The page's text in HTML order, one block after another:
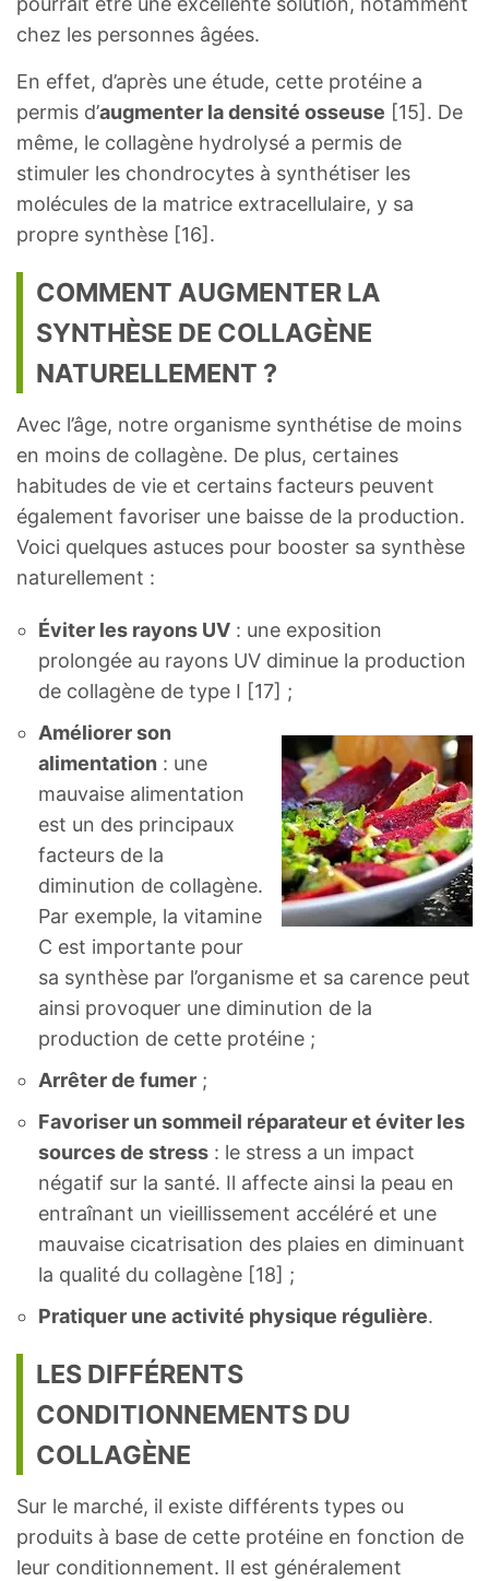
chez les personnes âgées.
En effet, d’après une étude, cette protéine a
permis d’augmenter la densité osseuse [15]. De
même, le collagène hydrolysé a permis de
stimuler les chondrocytes à synthétiser les
molécules de la matrice extracellulaire, y sa
propre synthèse [16].
COMMENT AUGMENTER LA
SYNTHÈSE DE COLLAGÈNE
NATURELLEMENT ?
Avec l’âge, notre organisme synthétise de moins
en moins de collagène. De plus, certaines
habitudes de vie et certains facteurs peuvent
également favoriser une baisse de la production.
Voici quelques astuces pour booster sa synthèse
naturellement :
Éviter les rayons UV : une exposition
prolongée au rayons UV diminue la production
de collagène de type I [17] ;
Améliorer son
alimentation : une
mauvaise alimentation
est un des principaux
facteurs de la
diminution de collagène.
Par exemple, la vitamine
C est importante pour
sa synthèse par l’organisme et sa carence peut
ainsi provoquer une diminution de la
production de cette protéine ;
Arrêter de fumer ;
Favoriser un sommeil réparateur et éviter les
sources de stress : le stress a un impact
négatif sur la santé. Il affecte ainsi la peau en
entraînant un vieillissement accéléré et une
mauvaise cicatrisation des plaies en diminuant
la qualité du collagène [18] ;
Pratiquer une activité physique régulière.
LES DIFFÉRENTS
CONDITIONNEMENTS DU
COLLAGÈNE
Sur le marché, il existe différents types ou
produits à base de cette protéine en fonction de
leur conditionnement. Il est généralement